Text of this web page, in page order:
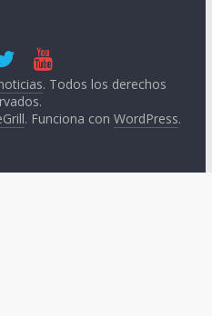
. Todos los derechos
. Funciona conWordPress.